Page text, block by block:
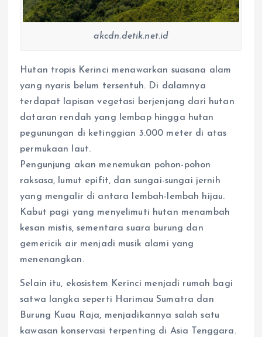
akcdn.detik.net.id
Hutan tropis Kerinci menawarkan suasana alam
yang nyaris belum tersentuh. Di dalamnya
terdapat lapisan vegetasi berjenjang dari hutan
dataran rendah yang lembap hingga hutan
pegunungan di ketinggian 3.000 meter di atas
permukaan laut.
Pengunjung akan menemukan pohon-pohon
raksasa, lumut epifit, dan sungai-sungai jernih
yang mengalir di antara lembah-lembah hijau.
Kabut pagi yang menyelimuti hutan menambah
kesan mistis, sementara suara burung dan
gemericik air menjadi musik alami yang
menenangkan.
Selain itu, ekosistem Kerinci menjadi rumah bagi
satwa langka seperti Harimau Sumatra dan
Burung Kuau Raja, menjadikannya salah satu
kawasan konservasi terpenting di Asia Tenggara.